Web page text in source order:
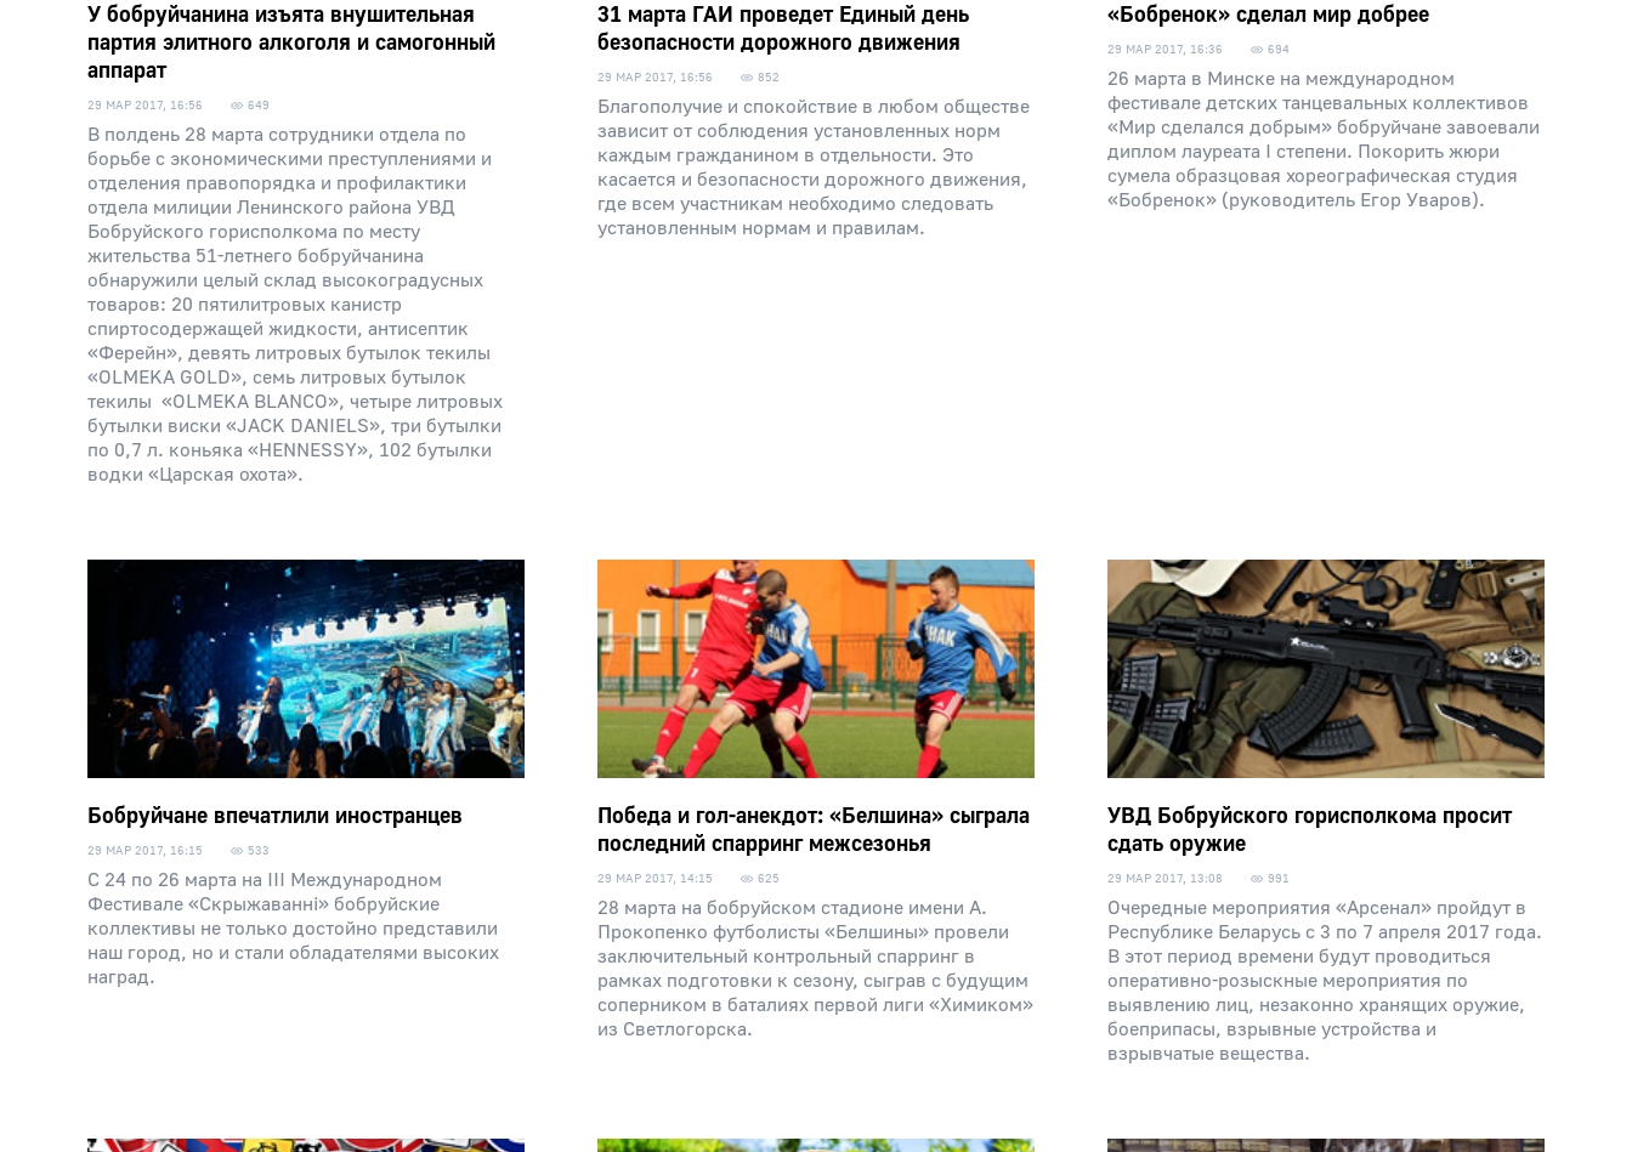
У бобруйчанина изъята внушительная
партия элитного алкоголя и самогонный
аппарат
29 МАР 2017, 16:56 649
В полдень 28 марта сотрудники отдела по
борьбе с экономическими преступлениями и
отделения правопорядка и профилактики
отдела милиции Ленинского района УВД
Бобруйского горисполкома по месту
жительства 51-летнего бобруйчанина
обнаружили целый склад высокоградусных
товаров: 20 пятилитровых канистр
спиртосодержащей жидкости, антисептик
«Ферейн», девять литровых бутылок текилы
«OLMEKA GOLD», семь литровых бутылок
текилы «OLMEKA BLANCO», четыре литровых
бутылки виски «JACK DANIELS», три бутылки
по 0,7 л. коньяка «HENNESSY», 102 бутылки
водки «Царская охота».
31 марта ГАИ проведет Единый день
безопасности дорожного движения
29 МАР 2017, 16:56 852
Благополучие и спокойствие в любом обществе
зависит от соблюдения установленных норм
каждым гражданином в отдельности. Это
касается и безопасности дорожного движения,
где всем участникам необходимо следовать
установленным нормам и правилам.
«Бобренок» сделал мир добрее
29 МАР 2017, 16:36 694
26 марта в Минске на международном
фестивале детских танцевальных коллективов
«Мир сделался добрым» бобруйчане завоевали
диплом лауреата I степени. Покорить жюри
сумела образцовая хореографическая студия
«Бобренок» (руководитель Егор Уваров).
Бобруйчане впечатлили иностранцев
29 МАР 2017, 16:15 533
С 24 по 26 марта на III Международном
Фестивале «Скрыжаваннi» бобруйские
коллективы не только достойно представили
наш город, но и стали обладателями высоких
наград.
Победа и гол-анекдот: «Белшина» сыграла
последний спарринг межсезонья
29 МАР 2017, 14:15 625
28 марта на бобруйском стадионе имени А.
Прокопенко футболисты «Белшины» провели
заключительный контрольный спарринг в
рамках подготовки к сезону, сыграв с будущим
соперником в баталиях первой лиги «Химиком»
из Светлогорска.
УВД Бобруйского горисполкома просит
сдать оружие
29 МАР 2017, 13:08 991
Очередные мероприятия «Арсенал» пройдут в
Республике Беларусь с 3 по 7 апреля 2017 года.
В этот период времени будут проводиться
оперативно-розыскные мероприятия по
выявлению лиц, незаконно хранящих оружие,
боеприпасы, взрывные устройства и
взрывчатые вещества.